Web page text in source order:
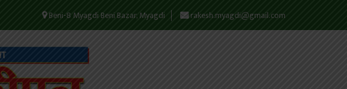
Beni-8 Myagdi Beni Bazar, Myagdi rakesh.myagdi@gmail.com